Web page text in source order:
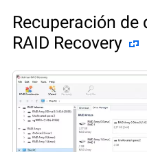
Recuperación
RAID Recovery